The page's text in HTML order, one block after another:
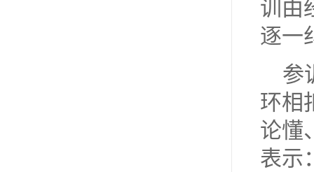
训由
逐一
参
环相
论懂
表示